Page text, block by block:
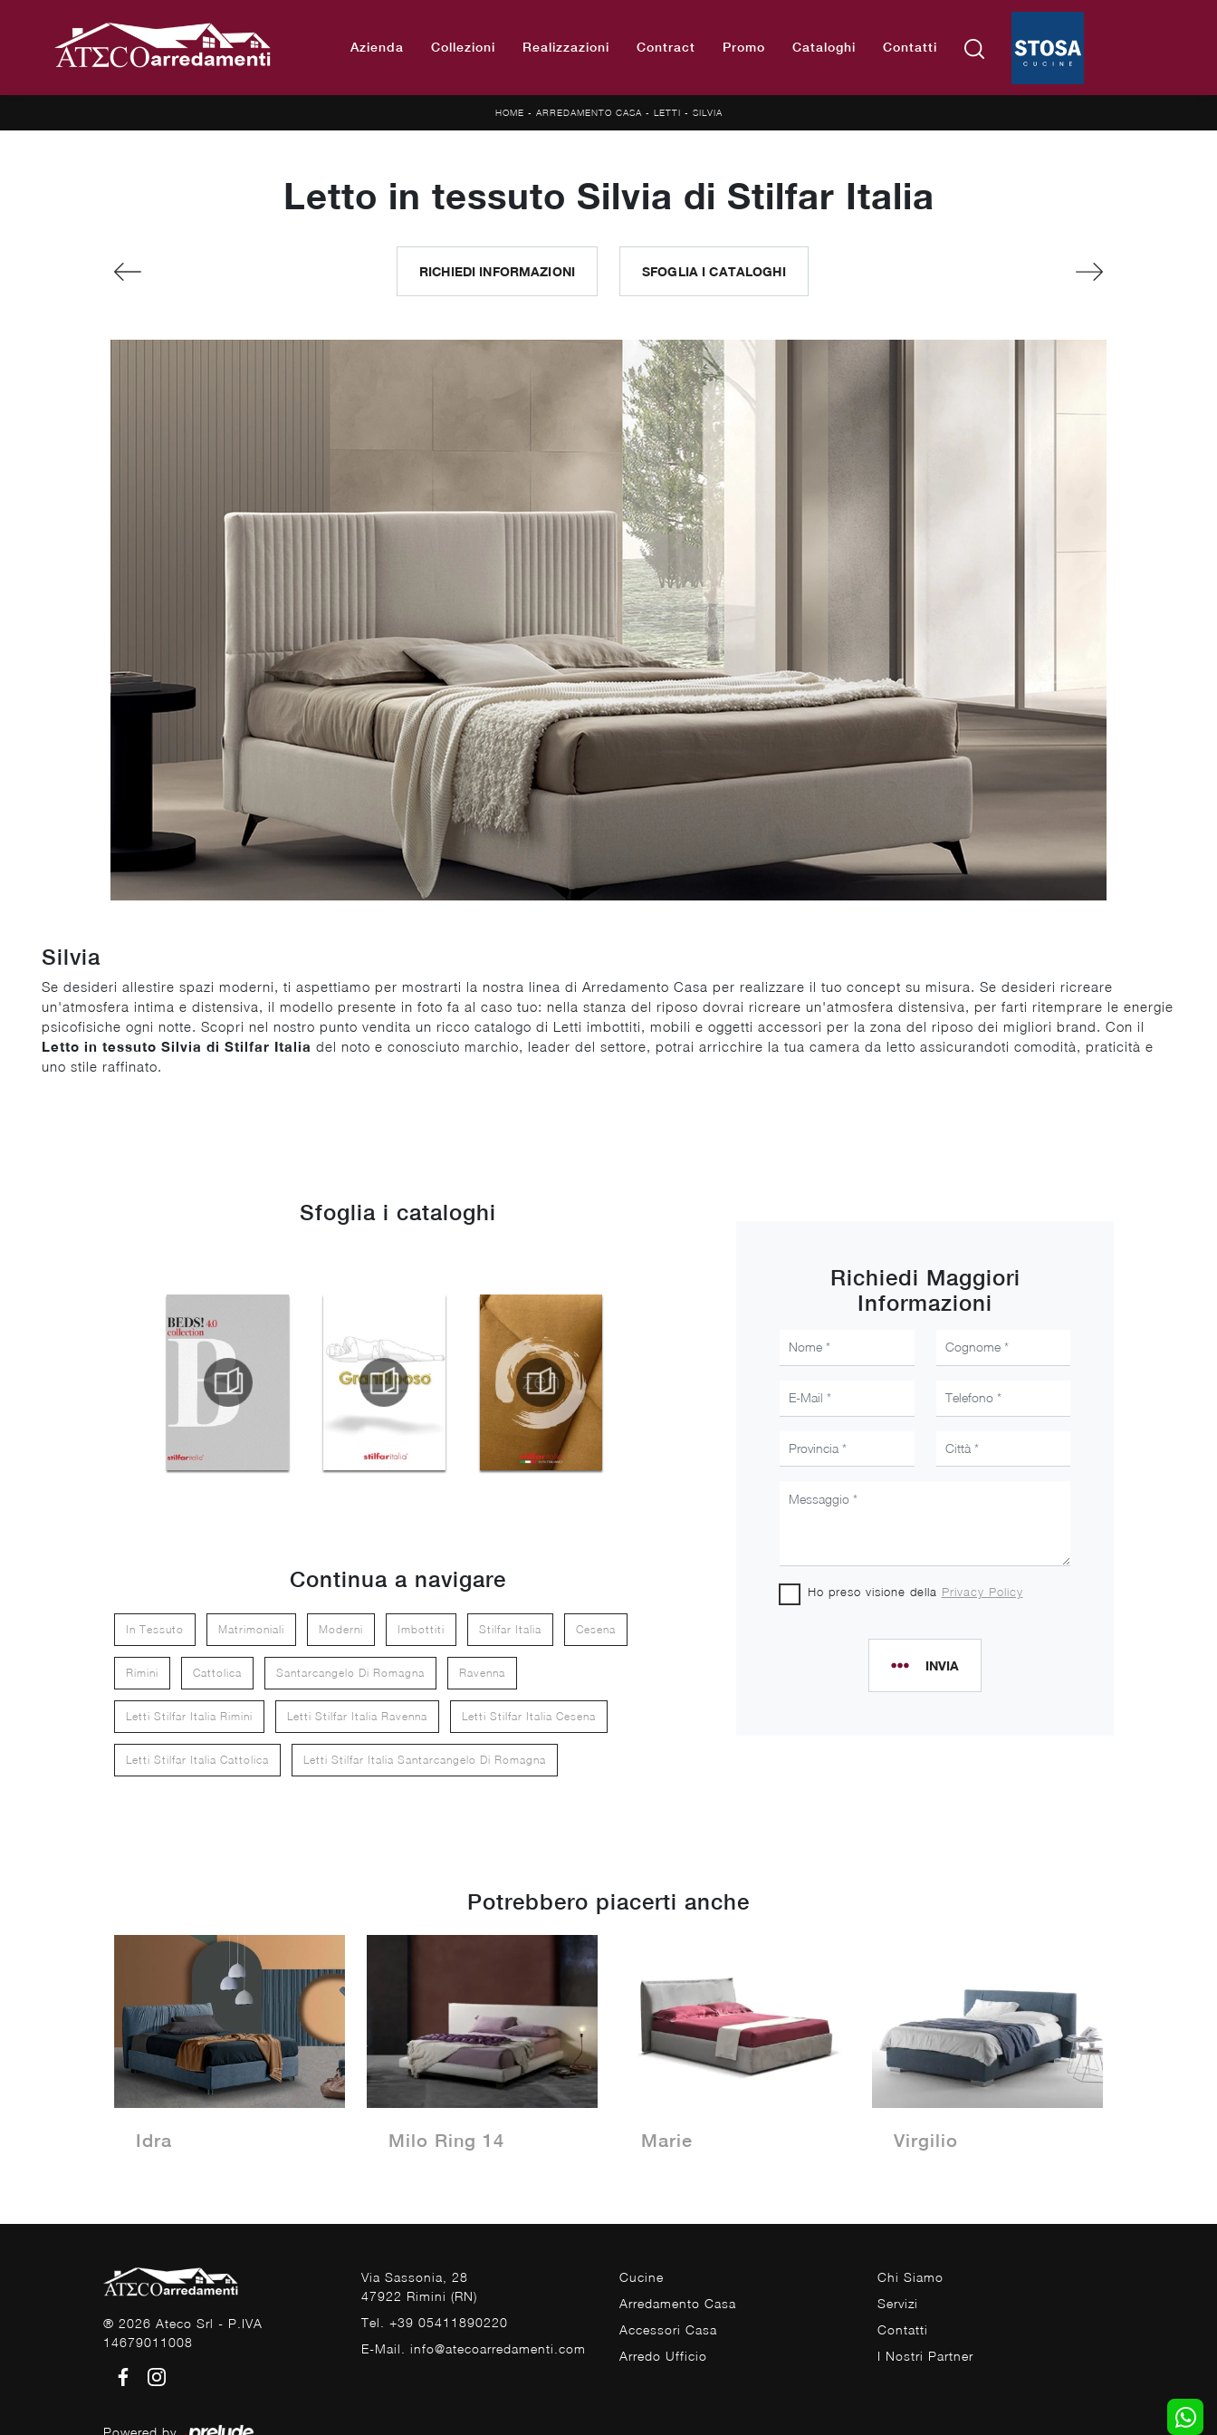
Azienda Collezioni Realizzazioni Contract Promo Cataloghi Contatti
HOME - ARREDAMENTO CASA - LETTI - SILVIA
Letto in tessuto Silvia di Stilfar Italia
RICHIEDI INFORMAZIONI SFOGLIA I CATALOGHI
Silvia
Se desideri allestire spazi moderni, ti aspettiamo per mostrarti la nostra linea di Arredamento Casa per realizzare il tuo concept su misura. Se desideri ricreare
un'atmosfera intima e distensiva, il modello presente in foto fa al caso tuo: nella stanza del riposo dovrai ricreare un'atmosfera distensiva, per farti ritemprare le energie
psicofisiche ogni notte. Scopri nel nostro punto vendita un ricco catalogo di Letti imbottiti, mobili e oggetti accessori per la zona del riposo dei migliori brand. Con il
Letto in tessuto Silvia di Stilfar Italia del noto e conosciuto marchio, leader del settore, potrai arricchire la tua camera da letto assicurandoti comodità, praticità e
uno stile raffinato.
Sfoglia i cataloghi
Continua a navigare
In Tessuto Matrimoniali Moderni Imbottiti Stilfar Italia Cesena
Rimini Cattolica Santarcangelo Di Romagna Ravenna
Letti Stilfar Italia Rimini Letti Stilfar Italia Ravenna Letti Stilfar Italia Cesena
Letti Stilfar Italia Cattolica Letti Stilfar Italia Santarcangelo Di Romagna
Richiedi Maggiori
Informazioni
Ho preso visione della Privacy Policy
INVIA
Potrebbero piacerti anche
Idra Milo Ring 14 Marie Virgilio
® 2026 Ateco Srl - P.IVA
14679011008
Via Sassonia, 28
47922 Rimini (RN)
Tel. +39 05411890220
E-Mail. info@atecoarredamenti.com
Cucine
Arredamento Casa
Accessori Casa
Arredo Ufficio
Chi Siamo
Servizi
Contatti
I Nostri Partner